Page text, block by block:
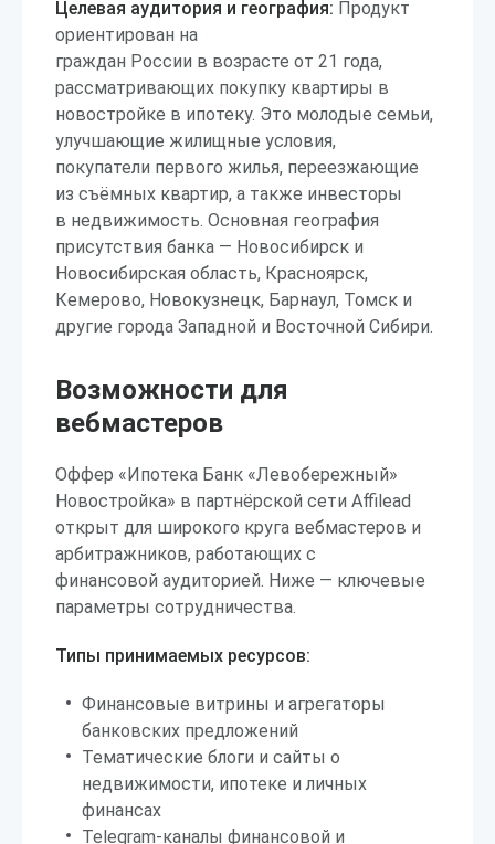
Целевая аудитория и география: Продукт
ориентирован на
граждан России в возрасте от 21 года,
рассматривающих покупку квартиры в
новостройке в ипотеку. Это молодые семьи,
улучшающие жилищные условия,
покупатели первого жилья, переезжающие
из съёмных квартир, а также инвесторы
в недвижимость. Основная география
присутствия банка — Новосибирск и
Новосибирская область, Красноярск,
Кемерово, Новокузнецк, Барнаул, Томск и
другие города Западной и Восточной Сибири.
Возможности для
вебмастеров
Оффер «Ипотека Банк «Левобережный»
Новостройка» в партнёрской сети Affilead
открыт для широкого круга вебмастеров и
арбитражников, работающих с
финансовой аудиторией. Ниже — ключевые
параметры сотрудничества.
Типы принимаемых ресурсов:
Финансовые витрины и агрегаторы
банковских предложений
Тематические блоги и сайты о
недвижимости, ипотеке и личных
финансах
Telegram-каналы финансовой и